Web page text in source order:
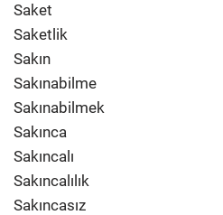
Saket
Saketlik
Sakın
Sakınabilme
Sakınabilmek
Sakınca
Sakıncalı
Sakıncalılık
Sakıncasız